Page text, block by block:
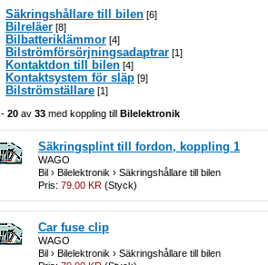
Säkringshållare till bilen [6]
Bilreläer [8]
Bilbatteriklämmor [4]
Bilströmförsörjningsadaptrar [1]
Kontaktdon till bilen [4]
Kontaktsystem för släp [9]
Bilströmställare [1]
- 20 av 33 med koppling till Bilelektronik
Säkringsplint till fordon, koppling 1
WAGO
Bil › Bilelektronik › Säkringshållare till bilen
Pris: 79.00 KR (Styck)
Car fuse clip
WAGO
Bil › Bilelektronik › Säkringshållare till bilen